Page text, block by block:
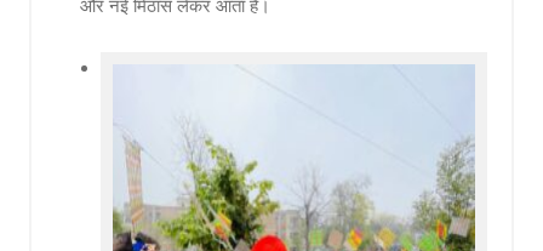
और नई मिठास लेकर आता है।